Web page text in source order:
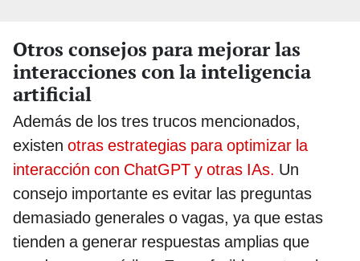
Otros consejos para mejorar las
interacciones con la inteligencia
artificial
Además de los tres trucos mencionados,
existen otras estrategias para optimizar la
interacción con ChatGPT y otras IAs. Un
consejo importante es evitar las preguntas
demasiado generales o vagas, ya que estas
tienden a generar respuestas amplias que